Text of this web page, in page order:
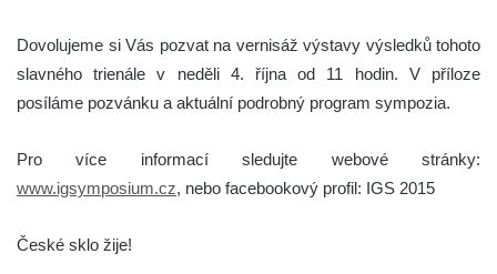
Dovolujeme si Vás pozvat na vernisáž výstavy výsledků tohoto
slavného trienále v neděli 4. října od 11 hodin. V příloze
posíláme pozvánku a aktuální podrobný program sympozia.
Pro více informací sledujte webové stránky:
www.igsymposium.cz, nebo facebookový profil: IGS 2015
České sklo žije!